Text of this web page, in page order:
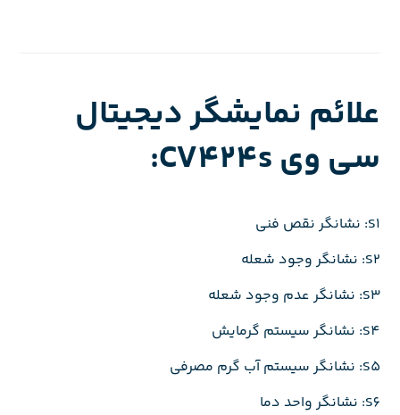
علائم نمایشگر دیجیتال
سی وی CV424s:
S1: نشانگر نقص فنی
S2: نشانگر وجود شعله
S3: نشانگر عدم وجود شعله
S4: نشانگر سیستم گرمایش
S5: نشانگر سیستم آب گرم مصرفی
S6: نشانگر واحد دما